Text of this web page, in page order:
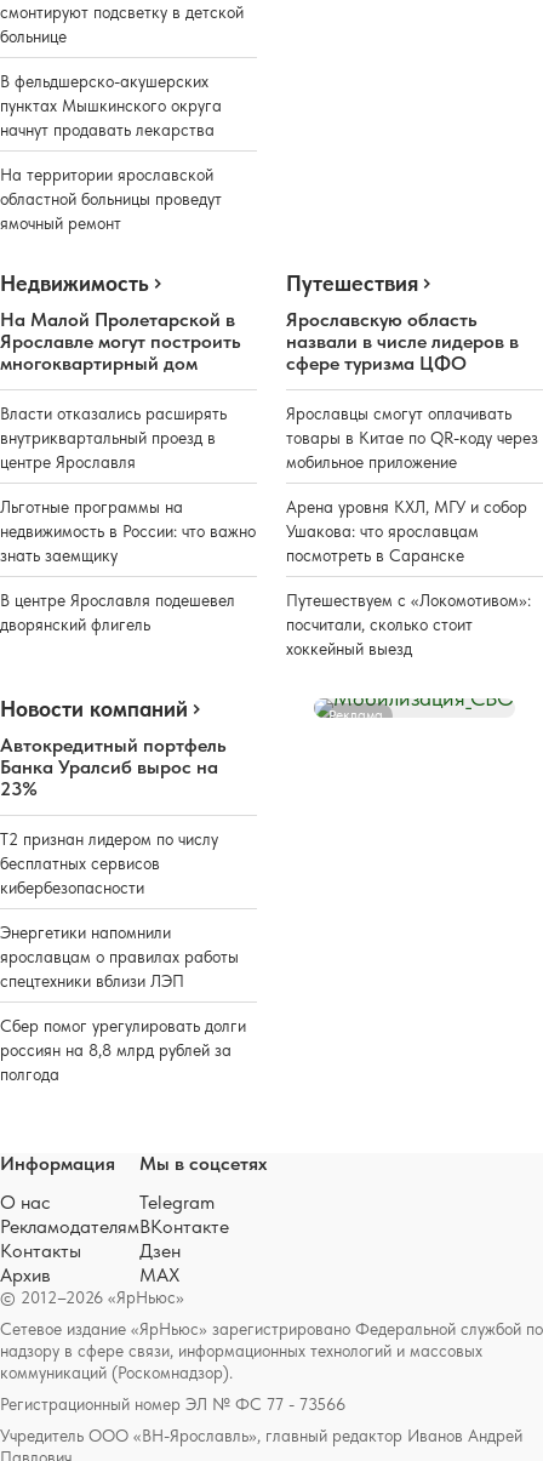
смонтируют подсветку в детской
больнице
В фельдшерско-акушерских
пунктах Мышкинского округа
начнут продавать лекарства
На территории ярославской
областной больницы проведут
ямочный ремонт
Недвижимость
На Малой Пролетарской в
Ярославле могут построить
многоквартирный дом
Власти отказались расширять
внутриквартальный проезд в
центре Ярославля
Льготные программы на
недвижимость в России: что важно
знать заемщику
В центре Ярославля подешевел
дворянский флигель
Путешествия
Ярославскую область
назвали в числе лидеров в
сфере туризма ЦФО
Ярославцы смогут оплачивать
товары в Китае по QR-коду через
мобильное приложение
Арена уровня КХЛ, МГУ и собор
Ушакова: что ярославцам
посмотреть в Саранске
Путешествуем с «Локомотивом»:
посчитали, сколько стоит
хоккейный выезд
Новости компаний
Автокредитный портфель
Банка Уралсиб вырос на
23%
Т2 признан лидером по числу
бесплатных сервисов
кибербезопасности
Энергетики напомнили
ярославцам о правилах работы
спецтехники вблизи ЛЭП
Сбер помог урегулировать долги
россиян на 8,8 млрд рублей за
полгода
Реклама
© 2012–2026 «ЯрНьюс»
Сетевое издание «ЯрНьюс» зарегистрировано Федеральной службой по
надзору в сфере связи, информационных технологий и массовых
коммуникаций (Роскомнадзор).
Регистрационный номер ЭЛ № ФС 77 - 73566
Учредитель ООО «ВН-Ярославль», главный редактор Иванов Андрей
Информация
О нас
Рекламодателям
Контакты
Архив
Мы в соцсетях
Telegram
ВКонтакте
Дзен
MAX